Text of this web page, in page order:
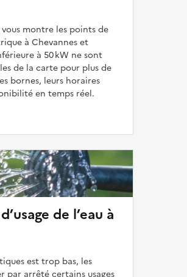
montre les points de
à Chevannes et
à 50 kW ne sont
de la carte pour plus de
bornes, leurs horaires
en temps réel.
de l’eau à
est trop bas, les
par arrêté certains usages